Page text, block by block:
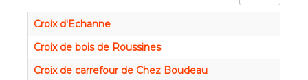
Croix d'Echanne
Croix de bois de Roussines
Croix de carrefour de Chez Boudeau